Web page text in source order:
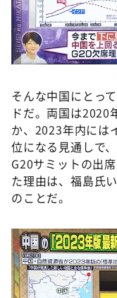
そんな中国にとっ
ドだ。両国は2020
か、2023年内には
位になる見通しで
G20サミットの出
た理由は、福島氏
のことだ。